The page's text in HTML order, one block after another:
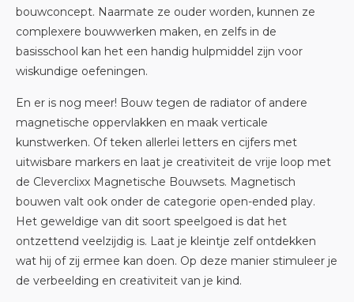
bouwconcept. Naarmate ze ouder worden, kunnen ze
complexere bouwwerken maken, en zelfs in de
basisschool kan het een handig hulpmiddel zijn voor
wiskundige oefeningen.
En er is nog meer! Bouw tegen de radiator of andere
magnetische oppervlakken en maak verticale
kunstwerken. Of teken allerlei letters en cijfers met
uitwisbare markers en laat je creativiteit de vrije loop met
de Cleverclixx Magnetische Bouwsets. Magnetisch
bouwen valt ook onder de categorie open-ended play.
Het geweldige van dit soort speelgoed is dat het
ontzettend veelzijdig is. Laat je kleintje zelf ontdekken
wat hij of zij ermee kan doen. Op deze manier stimuleer je
de verbeelding en creativiteit van je kind.